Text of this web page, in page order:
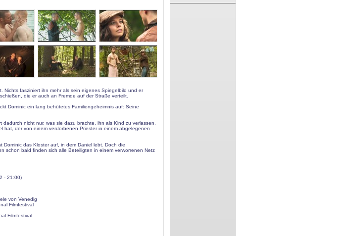
fasziniert ihn mehr als sein eigenes Spiegelbild und er
die er auch an Fremde auf der Straße verteilt.
Dominic ein lang behütetes Familiengeheimnis auf: Seine
nicht nur, was sie dazu brachte, ihn als Kind zu verlassen,
hat, der von einem verdorbenen Priester in einem abgelegenen
das Kloster auf, in dem Daniel lebt. Doch die
schon bald finden sich alle Beteiligten in einem verworrenen Netz
- 21:00)
von Venedig
Filmfestival
Filmfestival